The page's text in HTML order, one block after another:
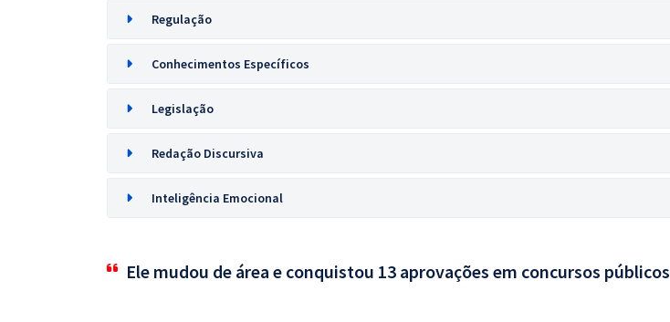
Regulação
Conhecimentos Específicos
Legislação
Redação Discursiva
Inteligência Emocional
Ele mudou de área e conquistou 13 aprovações em concursos públicos